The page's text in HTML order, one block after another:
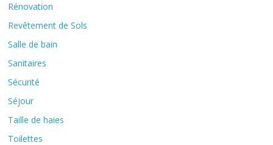
Rénovation
Revêtement de Sols
Salle de bain
Sanitaires
Sécurité
Séjour
Taille de haies
Toilettes